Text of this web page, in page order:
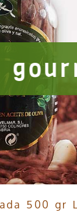
500 gr